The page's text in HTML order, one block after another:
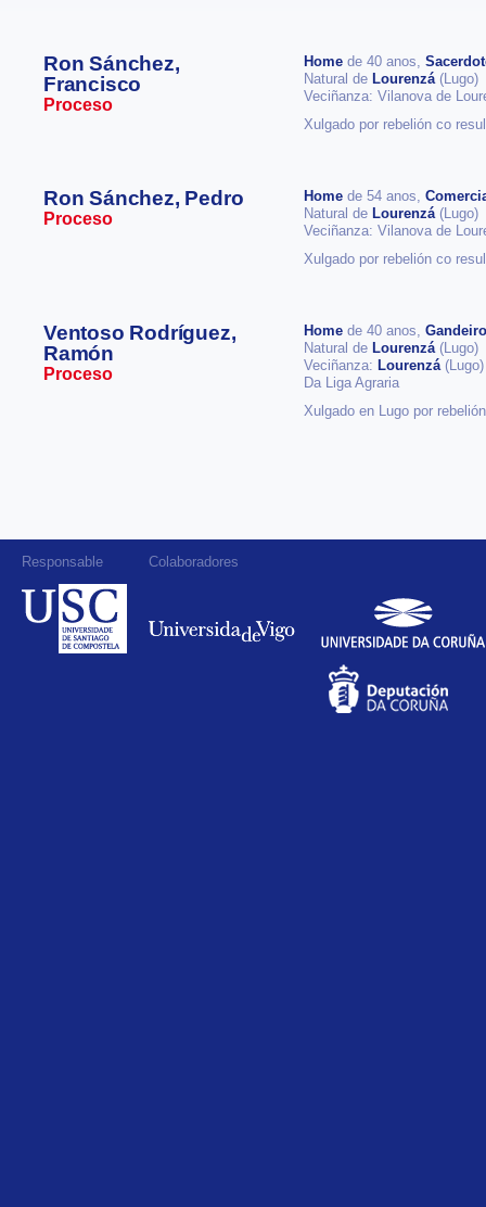
Ron Sánchez,
Francisco
Proceso
Home de 40 anos,
Natural de Lourenzá(Lugo)
Veciñanza: Vilanova de
Xulgado por rebelión co
Ron Sánchez, Pedro
Proceso
Home de 54 anos,
Natural de Lourenzá(Lugo)
Veciñanza: Vilanova de
Xulgado por rebelión co
Ventoso Rodríguez,
Ramón
Proceso
Home de 40 anos,
Natural de Lourenzá(Lugo)
Veciñanza: Lourenzá(Lugo)
Da Liga Agraria
Xulgado en Lugo por
Responsable Colaboradores